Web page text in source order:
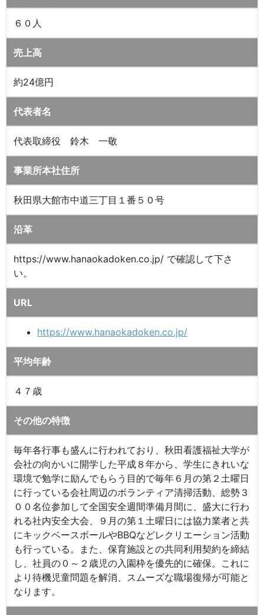
６０人
売上高
約24億円
代表者名
代表取締役 鈴木 一敬
事業所本社住所
秋田県大館市中道三丁目１番５０号
沿革
https://www.hanaokadoken.co.jp/ で確認して下さ
い。
URL
https://www.hanaokadoken.co.jp/
平均年齢
４７歳
その他の特徴
毎年各行事も盛んに行われており、秋田看護福祉大学が
会社の向かいに開学した平成８年から、学生にきれいな
環境で勉学に励んでもらう目的で毎年６月の第２土曜日
に行っている会社周辺のボランティア清掃活動、総勢３
００名位参加して全国安全週間準備月間に、盛大に行わ
れる社内安全大会、９月の第１土曜日には協力業者と共
にキックベースボールやBBQなどレクリエーション活動
も行っている。また、保育施設との共同利用契約を締結
し、社員の０～２歳児の入園枠を優先的に確保。これに
より待機児童問題を解消、スムーズな職場復帰が可能と
なります。